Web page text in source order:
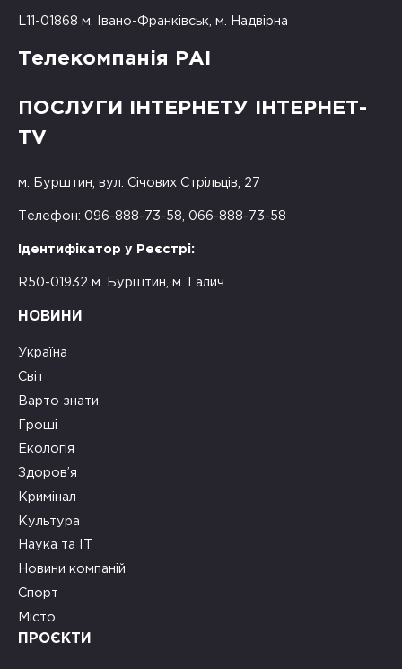
L11-01868 м. Івано-Франківськ, м. Надвірна
Телекомпанія РАІ
ПОСЛУГИ ІНТЕРНЕТУ ІНТЕРНЕТ-
TV
м. Бурштин, вул. Січових Стрільців, 27
Телефон: 096-888-73-58, 066-888-73-58
Ідентифікатор у Реєстрі:
R50-01932 м. Бурштин, м. Галич
НОВИНИ
Україна
Світ
Варто знати
Гроші
Екологія
Здоров’я
Кримінал
Культура
Наука та ІТ
Новини компаній
Спорт
Місто
ПРОЄКТИ